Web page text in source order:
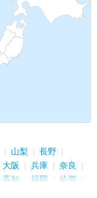
山梨
長野
大阪 兵庫
奈良
高知 福岡
佐賀